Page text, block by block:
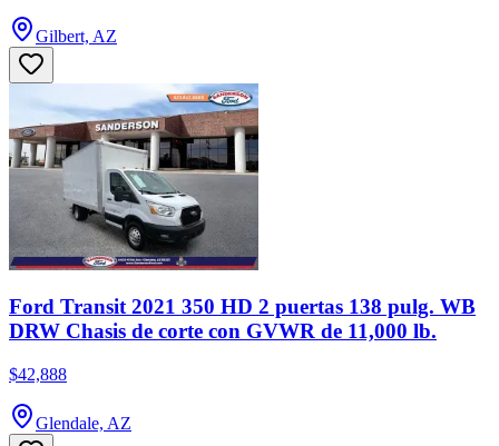
Gilbert, AZ
Ford Transit 2021 350 HD 2 puertas 138 pulg. WB
DRW Chasis de corte con GVWR de 11,000 lb.
$42,888
Glendale, AZ